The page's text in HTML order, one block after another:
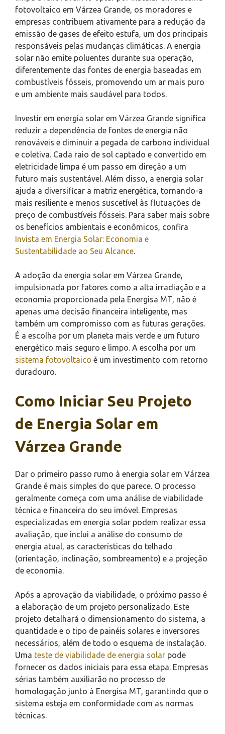
fotovoltaico em Várzea Grande, os moradores e
empresas contribuem ativamente para a redução da
emissão de gases de efeito estufa, um dos principais
responsáveis pelas mudanças climáticas. A energia
solar não emite poluentes durante sua operação,
diferentemente das fontes de energia baseadas em
combustíveis fósseis, promovendo um ar mais puro
e um ambiente mais saudável para todos.
Investir em energia solar em Várzea Grande significa
reduzir a dependência de fontes de energia não
renováveis e diminuir a pegada de carbono individual
e coletiva. Cada raio de sol captado e convertido em
eletricidade limpa é um passo em direção a um
futuro mais sustentável. Além disso, a energia solar
ajuda a diversificar a matriz energética, tornando-a
mais resiliente e menos suscetível às flutuações de
preço de combustíveis fósseis. Para saber mais sobre
os benefícios ambientais e econômicos, confira
Invista em Energia Solar: Economia e
Sustentabilidade ao Seu Alcance
A adoção da energia solar em Várzea Grande,
impulsionada por fatores como a alta irradiação e a
economia proporcionada pela Energisa MT, não é
apenas uma decisão financeira inteligente, mas
também um compromisso com as futuras gerações.
É a escolha por um planeta mais verde e um futuro
energético mais seguro e limpo. A escolha por um
sistema fotovoltaico é um investimento com retorno
duradouro.
Como Iniciar Seu Projeto
de Energia Solar em
Várzea Grande
Dar o primeiro passo rumo à energia solar em Várzea
Grande é mais simples do que parece. O processo
geralmente começa com uma análise de viabilidade
técnica e financeira do seu imóvel. Empresas
especializadas em energia solar podem realizar essa
avaliação, que inclui a análise do consumo de
energia atual, as características do telhado
(orientação, inclinação, sombreamento) e a projeção
de economia.
Após a aprovação da viabilidade, o próximo passo é
a elaboração de um projeto personalizado. Este
projeto detalhará o dimensionamento do sistema, a
quantidade e o tipo de painéis solares e inversores
necessários, além de todo o esquema de instalação.
Uma teste de viabilidade de energia solar pode
fornecer os dados iniciais para essa etapa. Empresas
sérias também auxiliarão no processo de
homologação junto à Energisa MT, garantindo que o
sistema esteja em conformidade com as normas
técnicas.